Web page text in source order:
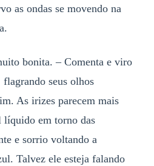
as ondas se movendo na
bonita. – Comenta e viro
seus olhos
As irizes parecem mais
líquido em torno das
e sorrio voltando a
Talvez ele esteja falando